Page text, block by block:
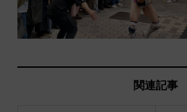
関連記事